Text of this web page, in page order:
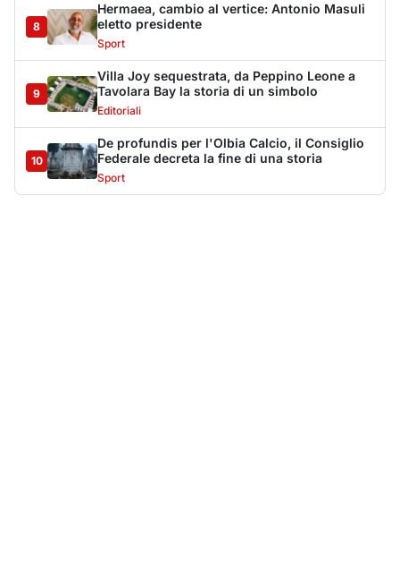
8
Hermaea, cambio al vertice: Antonio Masuli
eletto presidente
Sport
9
Villa Joy sequestrata, da Peppino Leone a
Tavolara Bay la storia di un simbolo
Editoriali
10
De profundis per l'Olbia Calcio, il Consiglio
Federale decreta la fine di una storia
Sport